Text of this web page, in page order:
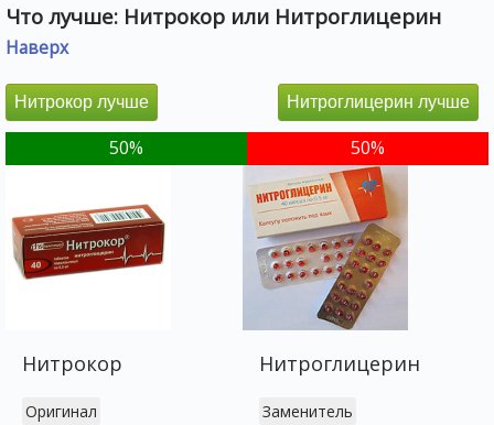
Что лучше: Нитрокор или Нитроглицерин
Наверх
Нитрокор лучше Нитроглицерин лучше
50% 50%
Нитрокор
Оригинал
Нитроглицерин
Заменитель